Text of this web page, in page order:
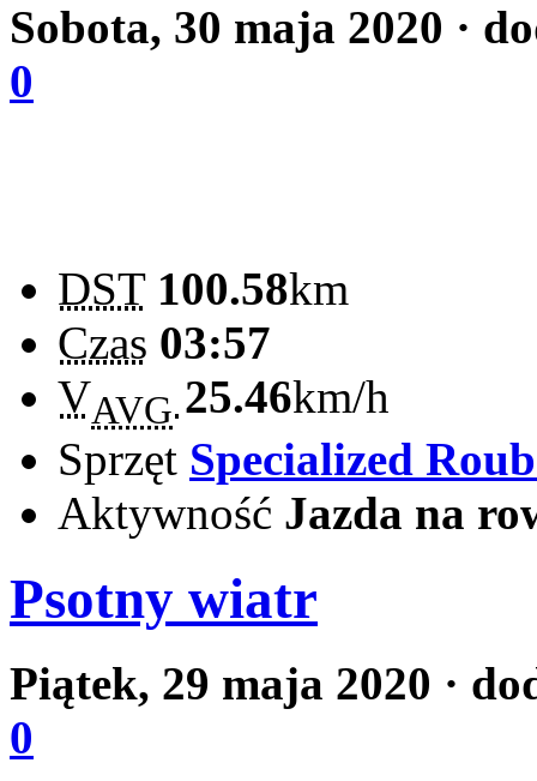
Sobota, 30 maja 2020 ·
0
DST 100.58km
Czas 03:57
VAVG 25.46km/h
Sprzęt Specialized
Aktywność Jazda na
Psotny wiatr
Piątek, 29 maja 2020 ·
0